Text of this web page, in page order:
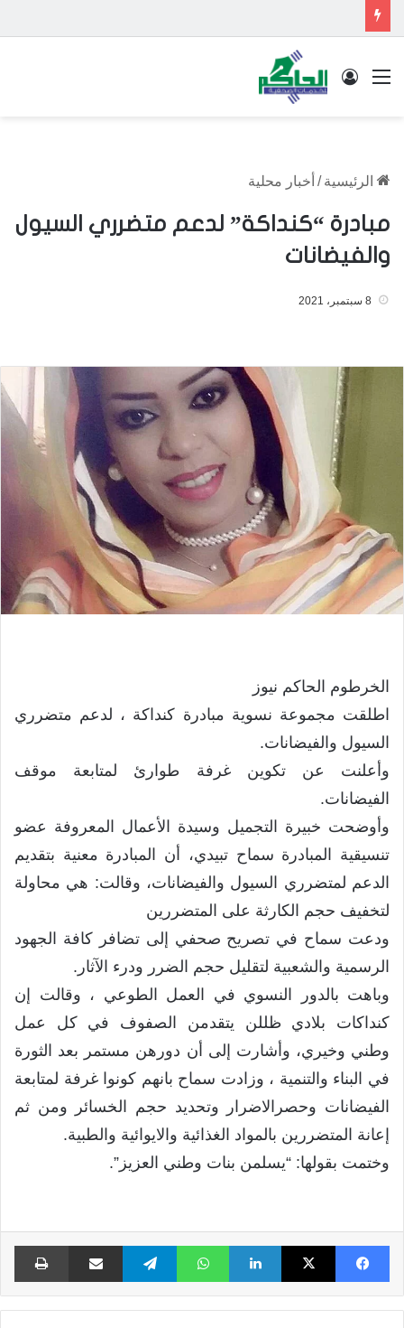
القائمة تسجيل الدخول
الرئيسية / أخبار محلية
مبادرة “كنداكة” لدعم متضرري السيول
والفيضانات
8 سبتمبر، 2021
الخرطوم الحاكم نيوز
اطلقت مجموعة نسوية مبادرة كنداكة ، لدعم متضرري
السيول والفيضانات.
وأعلنت عن تكوين غرفة طوارئ لمتابعة موقف
الفيضانات.
وأوضحت خبيرة التجميل وسيدة الأعمال المعروفة عضو
تنسيقية المبادرة سماح تبيدي، أن المبادرة معنية بتقديم
الدعم لمتضرري السيول والفيضانات، وقالت: هي محاولة
لتخفيف حجم الكارثة على المتضررين
ودعت سماح في تصريح صحفي إلى تضافر كافة الجهود
الرسمية والشعبية لتقليل حجم الضرر ودرء الآثار.
وباهت بالدور النسوي في العمل الطوعي ، وقالت إن
كنداكات بلادي ظللن يتقدمن الصفوف في كل عمل
وطني وخيري، وأشارت إلى أن دورهن مستمر بعد الثورة
في البناء والتنمية ، وزادت سماح بانهم كونوا غرفة لمتابعة
الفيضانات وحصرالاضرار وتحديد حجم الخسائر ومن ثم
إعانة المتضررين بالمواد الغذائية والايوائية والطبية.
وختمت بقولها: “يسلمن بنات وطني العزيز”.
فيسبوك X لينكدإن واتساب تيلقرام مشاركة عبر البريد